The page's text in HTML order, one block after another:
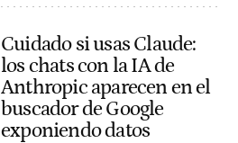
Cuidado si usas Claude:
los chats con la IA de
Anthropic aparecen en el
buscador de Google
exponiendo datos